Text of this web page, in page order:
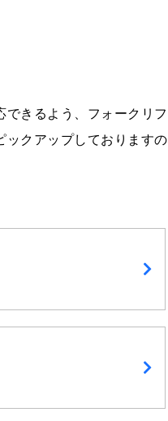
きるよう、フォークリフ
ックアップしておりますの